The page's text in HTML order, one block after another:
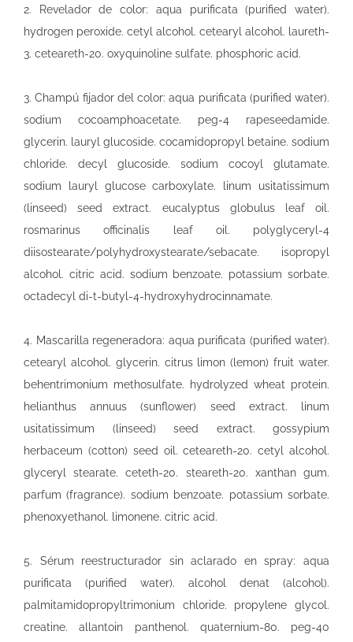
2. Revelador de color: aqua purificata (purified water).
hydrogen peroxide. cetyl alcohol. cetearyl alcohol. laureth-
3. ceteareth-20. oxyquinoline sulfate. phosphoric acid.
3. Champú fijador del color: aqua purificata (purified water).
sodium cocoamphoacetate. peg-4 rapeseedamide.
glycerin. lauryl glucoside. cocamidopropyl betaine. sodium
chloride. decyl glucoside. sodium cocoyl glutamate.
sodium lauryl glucose carboxylate. linum usitatissimum
(linseed) seed extract. eucalyptus globulus leaf oil.
rosmarinus officinalis leaf oil. polyglyceryl-4
diisostearate/polyhydroxystearate/sebacate. isopropyl
alcohol. citric acid. sodium benzoate. potassium sorbate.
octadecyl di-t-butyl-4-hydroxyhydrocinnamate.
4. Mascarilla regeneradora: aqua purificata (purified water).
cetearyl alcohol. glycerin. citrus limon (lemon) fruit water.
behentrimonium methosulfate. hydrolyzed wheat protein.
helianthus annuus (sunflower) seed extract. linum
usitatissimum (linseed) seed extract. gossypium
herbaceum (cotton) seed oil. ceteareth-20. cetyl alcohol.
glyceryl stearate. ceteth-20. steareth-20. xanthan gum.
parfum (fragrance). sodium benzoate. potassium sorbate.
phenoxyethanol. limonene. citric acid.
5. Sérum reestructurador sin aclarado en spray: aqua
purificata (purified water). alcohol denat (alcohol).
palmitamidopropyltrimonium chloride. propylene glycol.
creatine. allantoin panthenol. quaternium-80. peg-40